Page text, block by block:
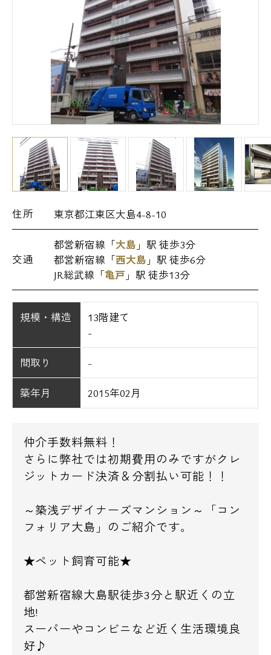
住所 東京都江東区大島4-8-10
交通
都営新宿線「大島 」駅 徒歩3分
都営新宿線「西大島 」駅 徒歩6分
JR総武線「亀戸 」駅 徒歩13分
規模・構造
13階建て
-
間取り -
築年月 2015年02月
仲介手数料無料！
さらに弊社では初期費用のみですがクレ
ジットカード決済＆分割払い可能！！
～築浅デザイナーズマンション～「コン
フォリア大島」のご紹介です。
★ペット飼育可能★
都営新宿線大島駅徒歩3分と駅近くの立
地!
スーパーやコンビニなど近く生活環境良
好♪